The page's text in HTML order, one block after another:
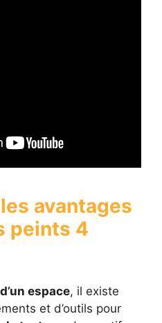
avantages
peints 4
espace, il existe
et d’outils pour